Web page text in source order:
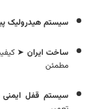
سیستم هیدرولیک
ساخت ایران ➤
مطمئن
سیستم قفل ایمنی